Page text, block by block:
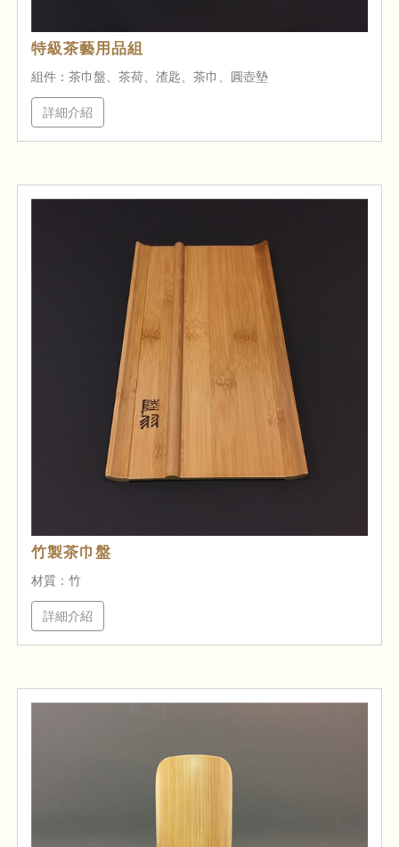
特級茶藝用品組
組件：茶巾盤、茶荷、渣匙、茶巾、圓壺墊
詳細介紹
竹製茶巾盤
材質：竹
詳細介紹